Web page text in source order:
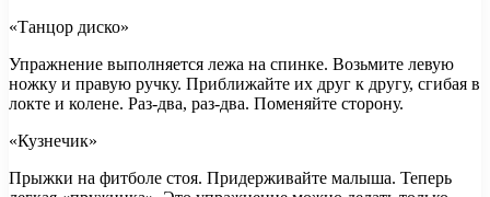
«Танцор диско»
Упражнение выполняется лежа на спинке. Возьмите левую
ножку и правую ручку. Приближайте их друг к другу, сгибая в
локте и колене. Раз-два, раз-два. Поменяйте сторону.
«Кузнечик»
Прыжки на фитболе стоя. Придерживайте малыша. Теперь